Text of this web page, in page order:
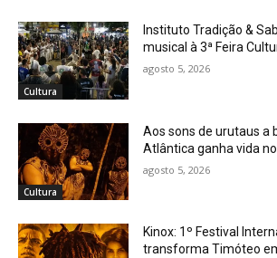
Cultura
Instituto Tradição &
musical à 3ª Feira
agosto 5, 2026
Cultura
Aos sons de urutaus a
Atlântica ganha vida
agosto 5, 2026
Kinox: 1º Festival
transforma Timóteo